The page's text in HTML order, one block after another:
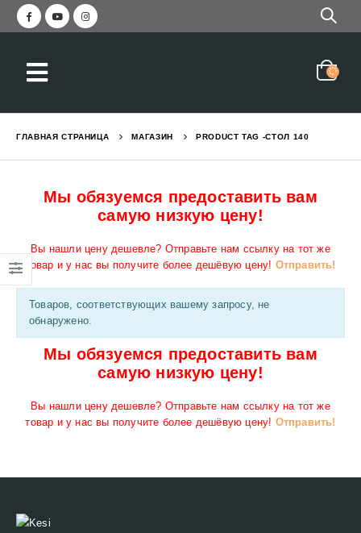
ГЛАВНАЯ СТРАНИЦА МАГАЗИН PRODUCT TAG -СТОЛ 140
Мы обязуемся предоставить вам
самую низкую цену!
Вы нашли цену дешевле? Отправьте нам ссылку на тот же
товар и у нас вы получите более дешёвую цену! Отправить!
Товаров, соответствующих вашему запросу, не
обнаружено.
Мы обязуемся предоставить вам
самую низкую цену!
Вы нашли цену дешевле? Отправьте нам ссылку на тот же
товар и у нас вы получите более дешёвую цену! Отправить!